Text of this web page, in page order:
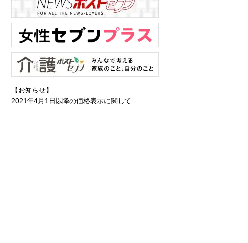
【お知らせ】
2021年4月1日以降の価格表示に関して